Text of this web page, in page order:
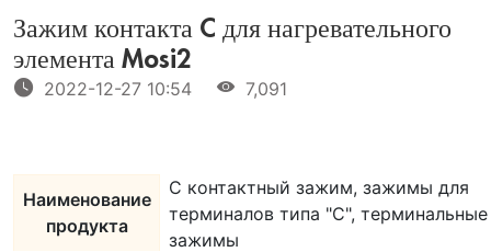
Зажим контакта C для нагревательного
элемента Mosi2
2022-12-27 10:54 7,091
Наименование
продукта
C контактный зажим, зажимы для
терминалов типа "С", терминальные
зажимы